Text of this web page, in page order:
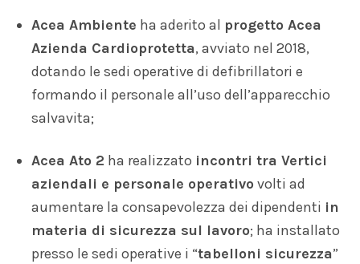
Acea Ambiente ha aderito al progetto Acea
Azienda Cardioprotetta, avviato nel 2018,
dotando le sedi operative di defibrillatori e
formando il personale all’uso dell’apparecchio
salvavita;
Acea Ato 2 ha realizzato incontri tra Vertici
aziendali e personale operativo volti ad
aumentare la consapevolezza dei dipendenti in
materia di sicurezza sul lavoro; ha installato
presso le sedi operative i “tabelloni sicurezza”